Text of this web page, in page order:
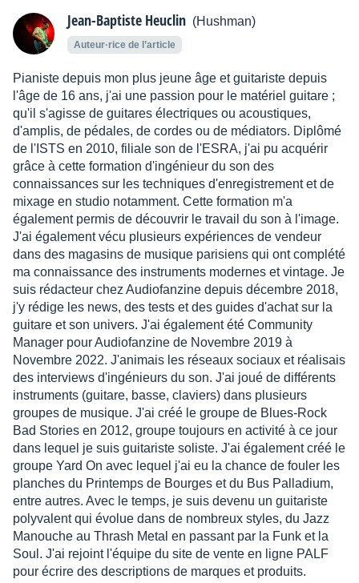
Jean-Baptiste Heuclin (Hushman)
Auteur·rice de l’article
Pianiste depuis mon plus jeune âge et guitariste depuis
l'âge de 16 ans, j'ai une passion pour le matériel guitare ;
qu'il s'agisse de guitares électriques ou acoustiques,
d'amplis, de pédales, de cordes ou de médiators. Diplômé
de l'ISTS en 2010, filiale son de l'ESRA, j'ai pu acquérir
grâce à cette formation d'ingénieur du son des
connaissances sur les techniques d'enregistrement et de
mixage en studio notamment. Cette formation m'a
également permis de découvrir le travail du son à l'image.
J'ai également vécu plusieurs expériences de vendeur
dans des magasins de musique parisiens qui ont complété
ma connaissance des instruments modernes et vintage. Je
suis rédacteur chez Audiofanzine depuis décembre 2018,
j'y rédige les news, des tests et des guides d'achat sur la
guitare et son univers. J'ai également été Community
Manager pour Audiofanzine de Novembre 2019 à
Novembre 2022. J'animais les réseaux sociaux et réalisais
des interviews d'ingénieurs du son. J'ai joué de différents
instruments (guitare, basse, claviers) dans plusieurs
groupes de musique. J'ai créé le groupe de Blues-Rock
Bad Stories en 2012, groupe toujours en activité à ce jour
dans lequel je suis guitariste soliste. J'ai également créé le
groupe Yard On avec lequel j'ai eu la chance de fouler les
planches du Printemps de Bourges et du Bus Palladium,
entre autres. Avec le temps, je suis devenu un guitariste
polyvalent qui évolue dans de nombreux styles, du Jazz
Manouche au Thrash Metal en passant par la Funk et la
Soul. J'ai rejoint l'équipe du site de vente en ligne PALF
pour écrire des descriptions de marques et produits.